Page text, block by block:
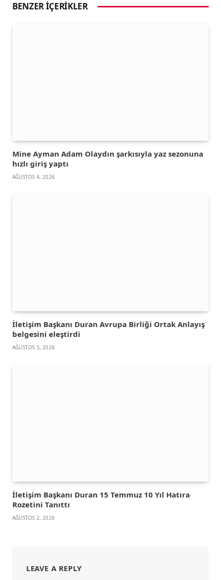
BENZER İÇERIKLER
Mine Ayman Adam Olaydın şarkısıyla yaz sezonuna
hızlı giriş yaptı
AĞUSTOS 4, 2026
İletişim Başkanı Duran Avrupa Birliği Ortak Anlayış
belgesini eleştirdi
AĞUSTOS 3, 2026
İletişim Başkanı Duran 15 Temmuz 10 Yıl Hatıra
Rozetini Tanıttı
AĞUSTOS 2, 2026
LEAVE A REPLY